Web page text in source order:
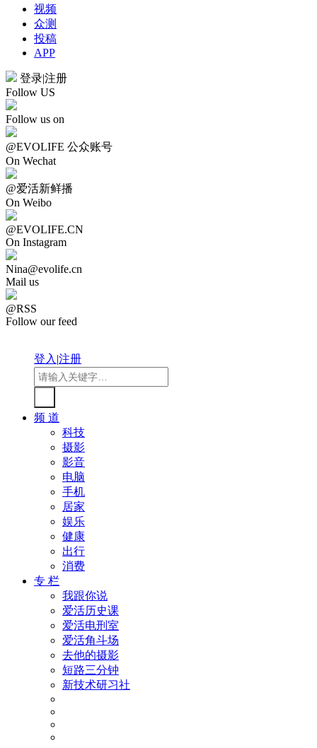
视频
众测
投稿
APP
登录|注册
Follow US
Follow us on
@EVOLIFE 公众账号
On Wechat
@爱活新鲜播
On Weibo
@EVOLIFE.CN
On Instagram
Nina@evolife.cn
Mail us
@RSS
Follow our feed
登入|注册
频 道
科技
摄影
影音
电脑
手机
居家
娱乐
健康
出行
消费
专 栏
我跟你说
爱活历史课
爱活电刑室
爱活角斗场
去他的摄影
短路三分钟
新技术研习社